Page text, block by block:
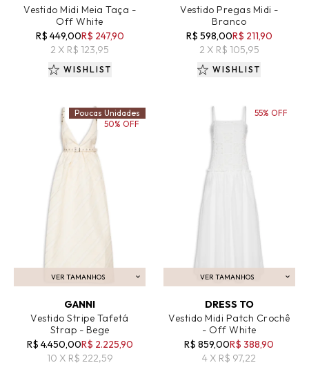
Vestido Midi Meia Taça -
Off White
R$ 449,00R$ 247,90
2 X R$ 123,95
WISHLIST
Vestido Pregas Midi -
Branco
R$ 598,00R$ 211,90
2 X R$ 105,95
WISHLIST
VER TAMANHOS
ADICIONAR AO CARRINHO
GANNI
Vestido Stripe Tafetá
Strap - Bege
R$ 4.450,00R$ 2.225,90
10 X R$ 222,59
Poucas Unidades
50% OFF
VER TAMANHOS
ADICIONAR AO CARRINHO
DRESS TO
Vestido Midi Patch Crochê
- Off White
R$ 859,00R$ 388,90
4 X R$ 97,22
55% OFF